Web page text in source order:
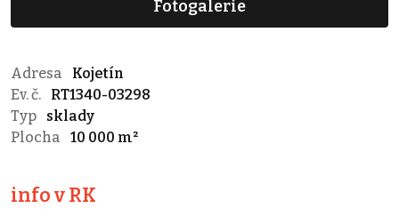
Fotogalerie
Adresa
Kojetín
Ev. č.
RT1340-03298
Typ
sklady
Plocha
10 000 m²
info v RK